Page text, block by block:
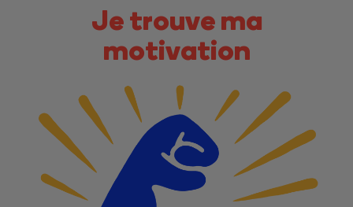
Je trouve ma
motivation